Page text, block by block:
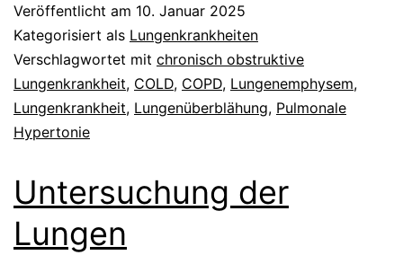
Veröffentlicht am 10. Januar 2025
Kategorisiert als Lungenkrankheiten
Verschlagwortet mit chronisch obstruktive
Lungenkrankheit, COLD, COPD, Lungenemphysem,
Lungenkrankheit, Lungenüberblähung, Pulmonale
Hypertonie
Untersuchung der
Lungen